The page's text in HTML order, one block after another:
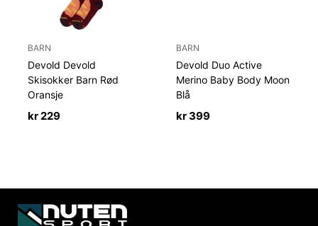
BARN
Devold Devold
Skisokker Barn Rød
Oransje
kr229
BARN
Devold Duo Active
Merino Baby Body Moon
Blå
kr399